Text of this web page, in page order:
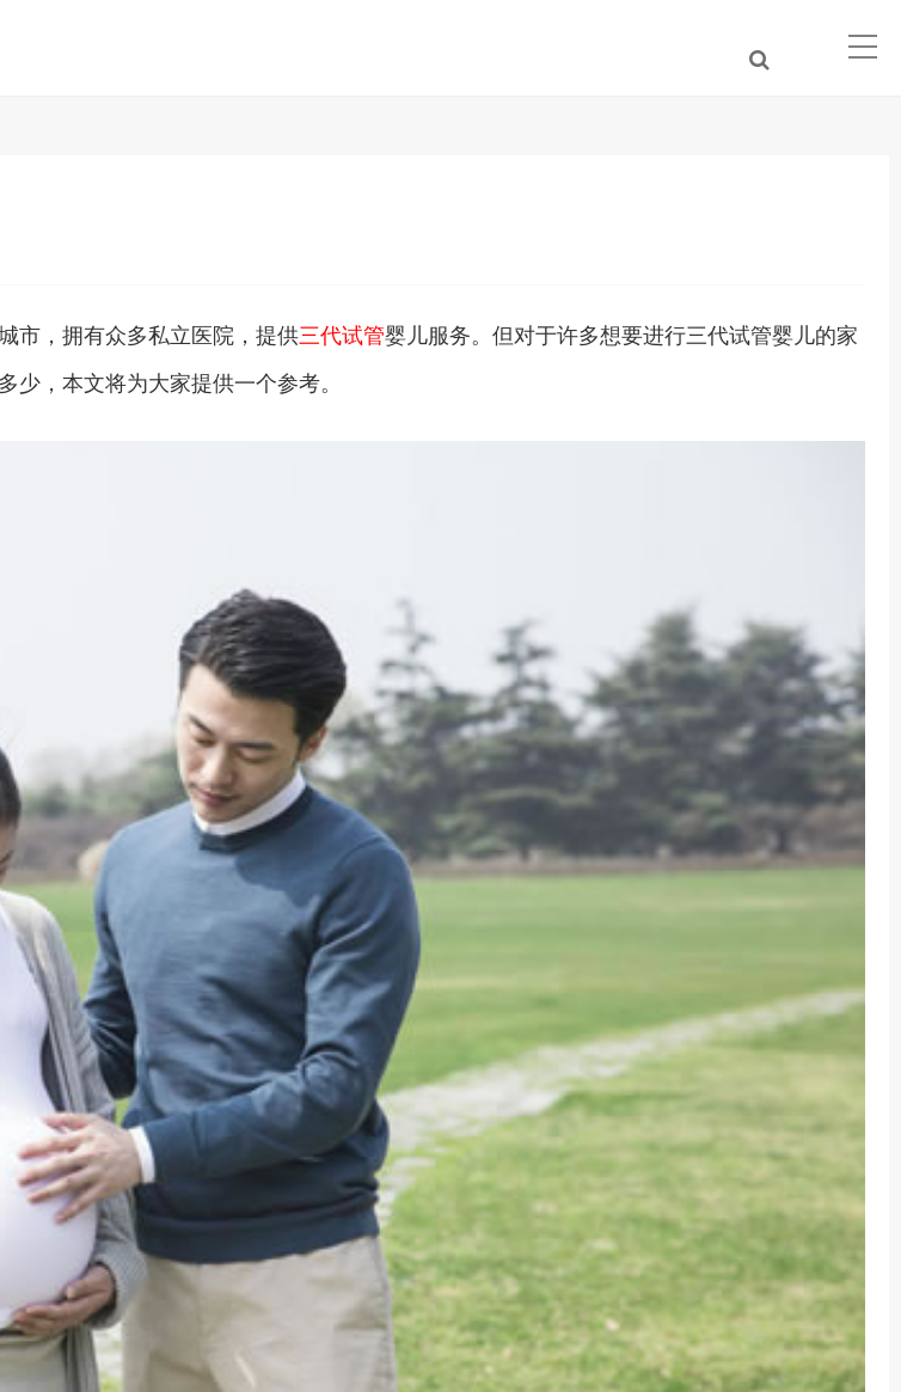
市，拥有众多私立医院，提供三代试管婴儿服务。但对于许多想要进行三代试管婴儿的家
，本文将为大家提供一个参考。